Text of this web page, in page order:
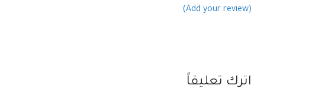
(Add your review)
اترك تعليقاً